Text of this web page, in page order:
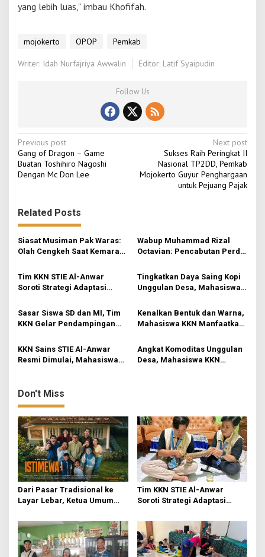
t
yang lebih luas,” imbau Khofifah.
mojokerto OPOP Pemkab
Writer: Idah Nurfajriya Awwalin Editor: Latif Syaipudin
Follow Us
P
o
s
n
a
v
g
a
t
i
o
n
Previous post
Gang of Dragon – Game
Buatan Toshihiro Nagoshi
Dengan Mc Don Lee
Next post
Sukses Raih Peringkat II
Nasional TP2DD, Pemkab
Mojokerto Guyur Penghargaan
untuk Pejuang Pajak
Related Posts
Siasat Musiman Pak Waras:
Olah Cengkeh Saat Kemarau,
Wabup Muhammad Rizal
Octavian: Pencabutan Perda
Mojokerto
Tim KKN STIE Al-Anwar
Soroti Strategi Adaptasi
Putra” di Desa Jatirejo
Tingkatkan Daya Saing Kopi
Unggulan Desa, Mahasiswa
Fungsional di Rejosari
Sasar Siswa SD dan MI, Tim
KKN Gelar Pendampingan
Anti-Bullying di Mojokerto
Kenalkan Bentuk dan Warna,
Mahasiswa KKN Manfaatkan
Permata Bunda
KKN Sains STIE Al-Anwar
Resmi Dimulai, Mahasiswa
UMKM di Jatirejo
Angkat Komoditas Unggulan
Desa, Mahasiswa KKN
Don't Miss
Dari Pasar Tradisional ke
Layar Lebar, Ketua Umum
Premier Film “ISTIMEWA” di
Surabaya
Tim KKN STIE Al-Anwar
Soroti Strategi Adaptasi
Putra” di Desa Jatirejo